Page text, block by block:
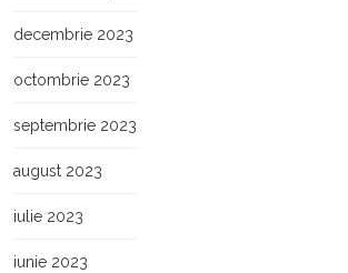
decembrie 2023
octombrie 2023
septembrie 2023
august 2023
iulie 2023
iunie 2023